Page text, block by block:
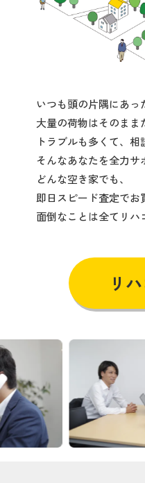
いつも頭の片隅にあっ
大量の荷物はそのまま
トラブルも多くて、相
そんなあなたを全力サ
どんな空き家でも、
即日スピード査定でお
面倒なことは全てリハ
リ